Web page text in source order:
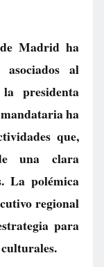
Madrid ha
al
presidenta
ha
que,
una clara
La polémica
regional
para